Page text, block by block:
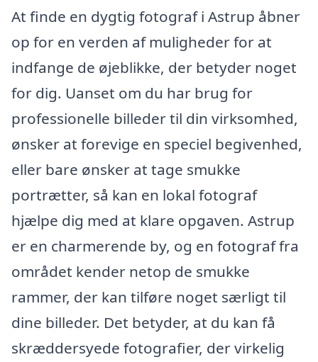
At finde en dygtig fotograf i Astrup åbner
op for en verden af muligheder for at
indfange de øjeblikke, der betyder noget
for dig. Uanset om du har brug for
professionelle billeder til din virksomhed,
ønsker at forevige en speciel begivenhed,
eller bare ønsker at tage smukke
portrætter, så kan en lokal fotograf
hjælpe dig med at klare opgaven. Astrup
er en charmerende by, og en fotograf fra
området kender netop de smukke
rammer, der kan tilføre noget særligt til
dine billeder. Det betyder, at du kan få
skræddersyede fotografier, der virkelig